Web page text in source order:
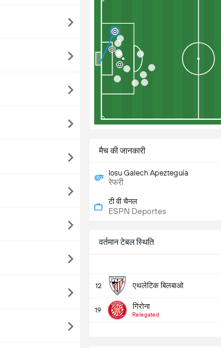
मैच की जानकारी
Iosu Galech Apezteguía
रेफरी
टी वी चैनल
ESPN Deportes
वर्तमान टेबल स्थिति
12 एथलेटिक बिलबाओ
19 गिरोना
Relegated